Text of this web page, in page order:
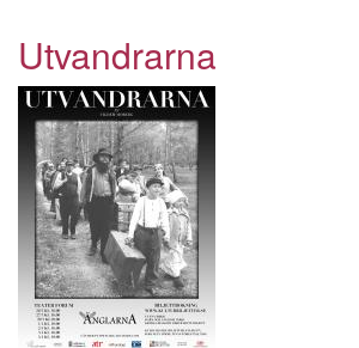
Utvandrarna